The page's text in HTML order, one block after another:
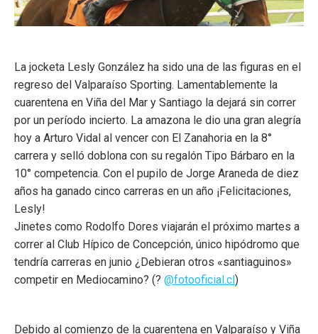
La jocketa Lesly González ha sido una de las figuras en el
regreso del Valparaíso Sporting. Lamentablemente la
cuarentena en Viña del Mar y Santiago la dejará sin correr
por un período incierto. La amazona le dio una gran alegría
hoy a Arturo Vidal al vencer con El Zanahoria en la 8°
carrera y selló doblona con su regalón Tipo Bárbaro en la
10° competencia. Con el pupilo de Jorge Araneda de diez
años ha ganado cinco carreras en un año ¡Felicitaciones,
Lesly!
Jinetes como Rodolfo Dores viajarán el próximo martes a
correr al Club Hípico de Concepción, único hipódromo que
tendría carreras en junio ¿Debieran otros «santiaguinos»
competir en Mediocamino? (? @fotooficial.cl)
Debido al comienzo de la cuarentena en Valparaíso y Viña